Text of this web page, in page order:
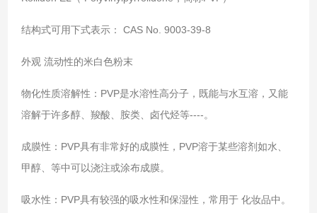
结构式可用下式表示： CAS No. 9003-39-8
外观 流动性的米白色粉末
物化性质溶解性：PVP是水溶性高分子，既能与水互溶，又能
溶解于许多醇、羧酸、胺类、卤代烃等----。
成膜性：PVP具有非常好的成膜性，PVP溶于某些溶剂如水、
甲醇、等中可以浇注或涂布成膜。
吸水性：PVP具有较强的吸水性和保湿性，常用于 化妆品中。